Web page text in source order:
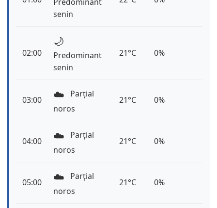
senin
02:00
🌙
Predominant
senin
21°C 0%
03:00 ☁️
Parțial
noros
21°C 0%
04:00 ☁️
Parțial
noros
21°C 0%
05:00 ☁️
Parțial
noros
21°C 0%